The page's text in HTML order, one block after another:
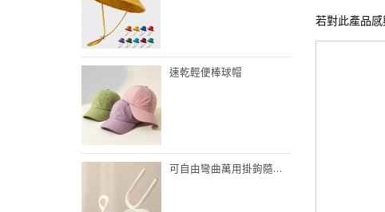
速乾輕便棒球帽
可自由彎曲萬用掛鉤隨意鎖
若對此產品